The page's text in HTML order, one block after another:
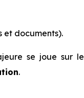
et documents).
se joue sur le
.